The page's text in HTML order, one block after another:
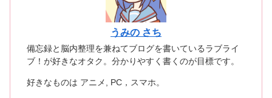
うみの さち
備忘録と脳内整理を兼ねてブログを書いているラブライ
ブ！が好きなオタク。分かりやすく書くのが目標です。
好きなものは アニメ, PC，スマホ。